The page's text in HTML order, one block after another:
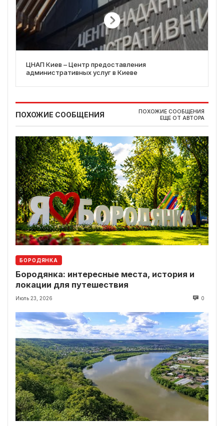
ЦНАП Киев – Центр предоставления
административных услуг в Киеве
ПОХОЖИЕ СООБЩЕНИЯ
ПОХОЖИЕ СООБЩЕНИЯ
ЕЩЕ ОТ АВТОРА
БОРОДЯНКА
Бородянка: интересные места, история и
локации для путешествия
Июль 23, 2026 0